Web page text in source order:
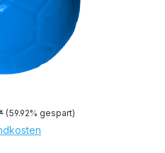
(59.92% gespart)